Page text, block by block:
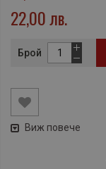
22,00 лв.
Брой
Виж повече